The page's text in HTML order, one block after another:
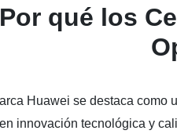
qué los
Huawei se destaca como
innovación tecnológica y